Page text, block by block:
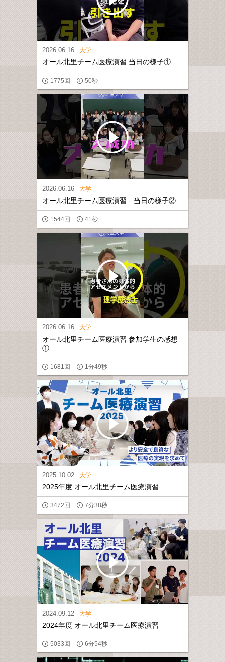
2026.06.16 大学
オール北里チーム医療演習 当日の様子①
1775回 50秒
2026.06.16 大学
オール北里チーム医療演習 当日の様子②
1544回 41秒
2026.06.16 大学
オール北里チーム医療演習 参加学生の感想
①
1681回 1分49秒
2025.10.02 大学
2025年度 オール北里チーム医療演習
3472回 7分38秒
2024.09.12 大学
2024年度 オール北里チーム医療演習
5033回 6分54秒